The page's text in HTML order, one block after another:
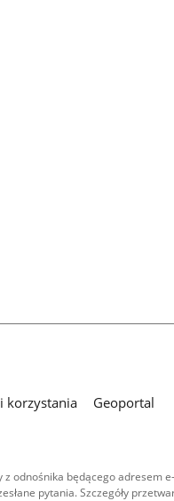
korzystania Geoportal
odnośnika będącego adresem
pytania. Szczegóły